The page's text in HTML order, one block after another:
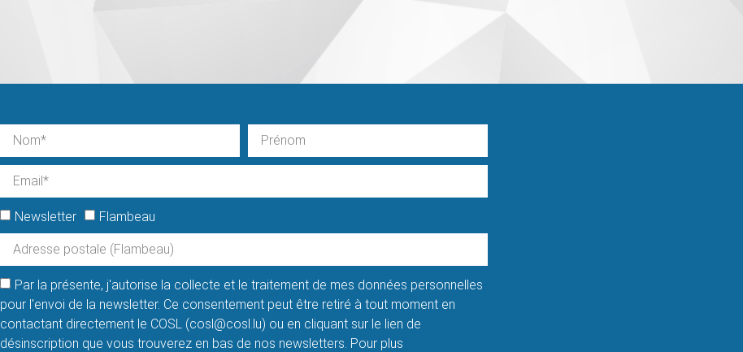
Newsletter Flambeau
Par la présente, j'autorise la collecte et le traitement de mes données personnelles
pour l'envoi de la newsletter. Ce consentement peut être retiré à tout moment en
contactant directement le COSL (cosl@cosl.lu) ou en cliquant sur le lien de
désinscription que vous trouverez en bas de nos newsletters. Pour plus